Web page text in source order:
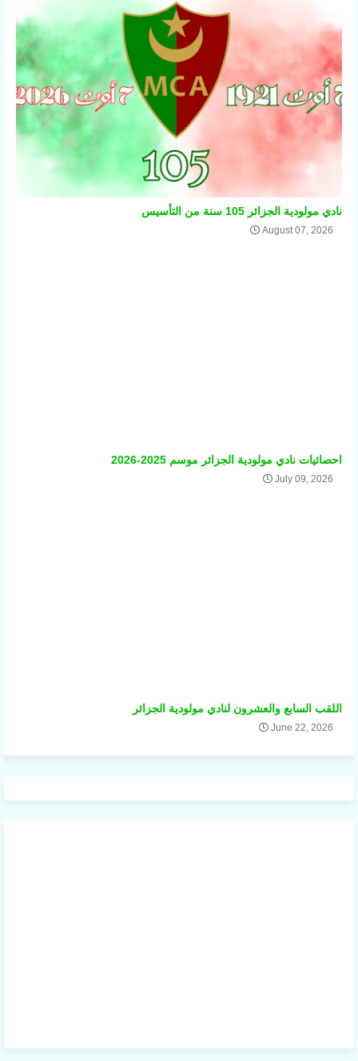
نادي مولودية الجزائر 105 سنة من التأسيس
August 07, 2026
احصائيات نادي مولودية الجزائر موسم 2025-2026
July 09, 2026
اللقب السابع والعشرون لنادي مولودية الجزائر
June 22, 2026